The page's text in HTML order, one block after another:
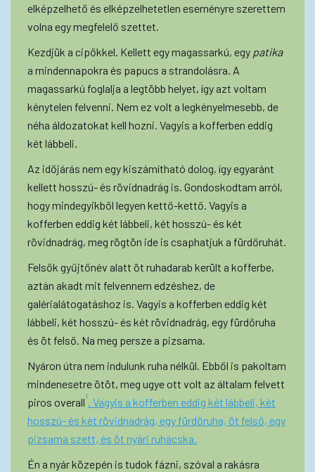
elképzelhető és elképzelhetetlen eseményre szerettem
volna egy megfelelő szettet.
Kezdjük a cipőkkel. Kellett egy magassarkú, egy patika
a mindennapokra és papucs a strandolásra. A
magassarkú foglalja a legtöbb helyet, így azt voltam
kénytelen felvenni. Nem ez volt a legkényelmesebb, de
néha áldozatokat kell hozni. Vagyis a kofferben eddig
két lábbeli.
Az időjárás nem egy kiszámítható dolog, így egyaránt
kellett hosszú- és rövidnadrág is. Gondoskodtam arról,
hogy mindegyikből legyen kettő-kettő. Vagyis a
kofferben eddig két lábbeli, két hosszú- és két
rövidnadrág, meg rögtön ide is csaphatjuk a fürdőruhát.
Felsők gyűjtőnév alatt öt ruhadarab került a kofferbe,
aztán akadt mit felvennem edzéshez, de
galérialátogatáshoz is. Vagyis a kofferben eddig két
lábbeli, két hosszú- és két rövidnadrág, egy fürdőruha
és öt felső. Na meg persze a pizsama.
Nyáron útra nem indulunk ruha nélkül. Ebből is pakoltam
mindenesetre ötöt, meg ugye ott volt az általam felvett
piros overall1
. Vagyis a kofferben eddig két lábbeli, két
hosszú- és két rövidnadrág, egy fürdőruha, öt felső, egy
pizsama szett, és öt nyári ruhácska.
Én a nyár közepén is tudok fázni, szóval a rakásra